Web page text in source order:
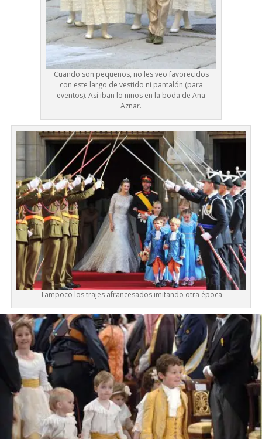
Cuando son pequeños, no les veo favorecidos
con este largo de vestido ni pantalón (para
eventos). Así iban lo niños en la boda de Ana
Aznar.
Tampoco los trajes afrancesados imitando otra época